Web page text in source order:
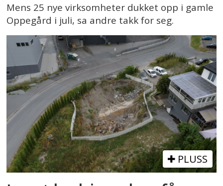
Mens 25 nye virksomheter dukket opp i gamle
Oppegård i juli, sa andre takk for seg.
PLUSS